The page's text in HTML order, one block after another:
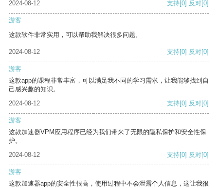
2024-08-12
支持[0] 反对[0]
游客
这款软件非常实用，可以帮助我解决很多问题。
2024-08-12 支持[0] 反对[0]
游客
这款app的课程非常丰富，可以满足我不同的学习需求，让我能够找到自
己感兴趣的知识。
2024-08-12
支持[0] 反对[0]
游客
这款加速器VPM应用程序已经为我们带来了无限的隐私保护和安全性保
护。
2024-08-12
支持[0] 反对[0]
游客
这款加速器app的安全性很高，使用过程中不会泄露个人信息，这让我很